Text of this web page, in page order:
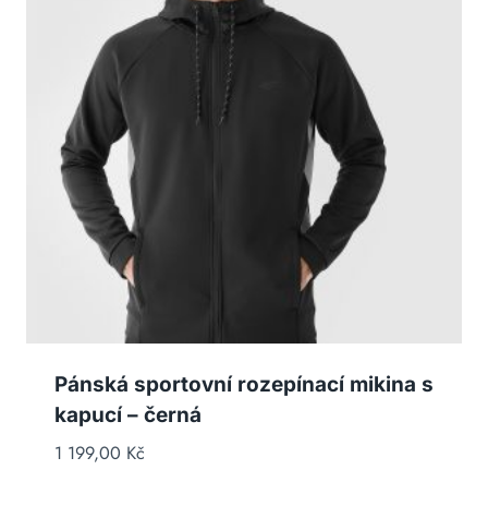
Pánská sportovní rozepínací mikina s
kapucí – černá
1 199,00 Kč